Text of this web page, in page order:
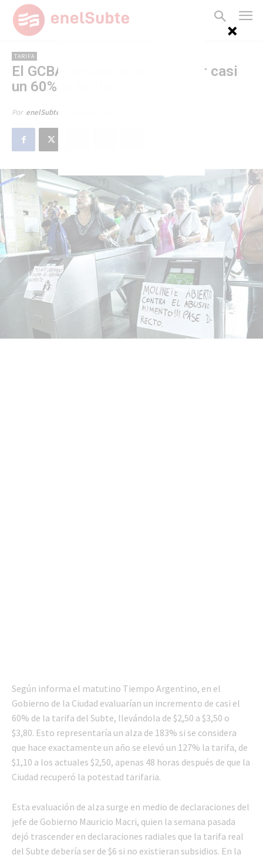
TARIFA
El GCBA evaluaría incrementar casi
un 60% la tarifa
Por enelSubte
Según informa el matutino Tiempo Argentino, en el
Gobierno de la Ciudad evaluarían un incremento de casi el
60% de la tarifa del Subte, llevándola de $2,50 a $3,50 o
$3,80. Esto representaría un alza de 183% si se considera
que hace exactamente un año se elevó un 127% la tarifa, de
$1,10 a los actuales $2,50, apenas 48 horas después de que la
Ciudad recuperó la potestad tarifaria.
Esta evaluación de alza surge en medio de declaraciones del
jefe de Gobierno Mauricio Macri, quien la semana pasada
dejó trascender en declaraciones radiales que la tarifa real
del Subte debería ser de $6 si no existieran subsidios. En la